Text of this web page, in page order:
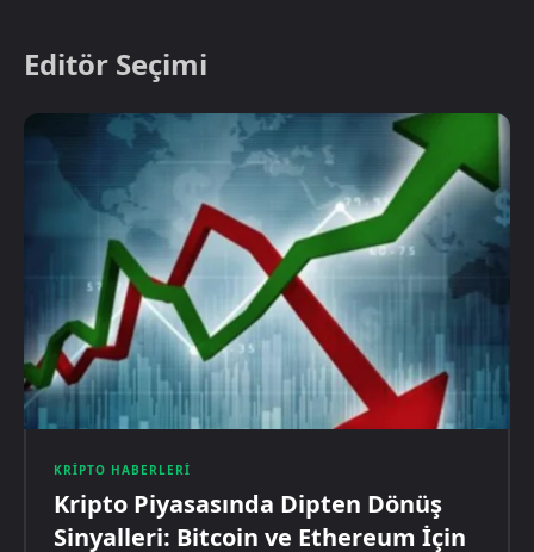
Editör Seçimi
KRIPTO HABERLERI
Kripto Piyasasında Dipten Dönüş
Sinyalleri: Bitcoin ve Ethereum İçin